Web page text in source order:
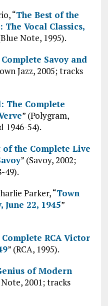
“The Best of the
Vocal Classics,
Note, 1995).
Savoy and
Jazz, 2005; tracks
The Complete
” (Polygram,
1946-54).
of the Complete Live
” (Savoy, 2002;
49).
Parker, “Town
June 22, 1945”
Complete RCA Victor
” (RCA, 1995).
of Modern
2001; tracks